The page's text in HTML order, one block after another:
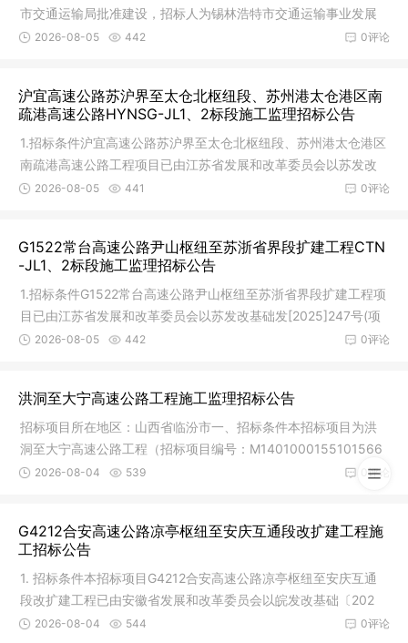
市交通运输局批准建设，招标人为锡林浩特市交通运输事业发展
中心，
0评论
2026-08-05 442
沪宜高速公路苏沪界至太仓北枢纽段、苏州港太仓港区南
疏港高速公路HYNSG-JL1、2标段施工监理招标公告
1.招标条件沪宜高速公路苏沪界至太仓北枢纽段、苏州港太仓港区
南疏港高速公路工程项目已由江苏省发展和改革委员会以苏发改
基础发
0评论
2026-08-05 441
G1522常台高速公路尹山枢纽至苏浙省界段扩建工程CTN
-JL1、2标段施工监理招标公告
1.招标条件G1522常台高速公路尹山枢纽至苏浙省界段扩建工程项
目已由江苏省发展和改革委员会以苏发改基础发[2025]247号(项
目代码:
0评论
2026-08-05 442
洪洞至大宁高速公路工程施工监理招标公告
招标项目所在地区：山西省临汾市一、招标条件本招标项目为洪
洞至大宁高速公路工程（招标项目编号：M1401000155101566
001，以下简
0评论
2026-08-04 539
G4212合安高速公路凉亭枢纽至安庆互通段改扩建工程施
工招标公告
1. 招标条件本招标项目G4212合安高速公路凉亭枢纽至安庆互通
段改扩建工程已由安徽省发展和改革委员会以皖发改基础〔202
5〕550号
0评论
2026-08-04 544